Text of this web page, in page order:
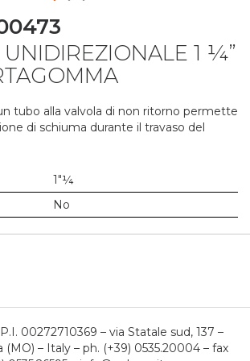
1 ¼”
tubo alla valvola di non ritorno permette
di schiuma durante il travaso del
1"¼
No
00272710369 – via Statale sud, 137 –
(MO) – Italy – ph. (+39) 0535.20004 – fax